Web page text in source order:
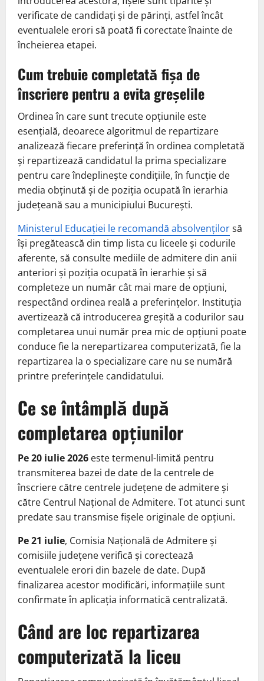
verificate de candidați și de părinți, astfel încât
eventualele erori să poată fi corectate înainte de
încheierea etapei.
Cum trebuie completată fișa de
înscriere pentru a evita greșelile
Ordinea în care sunt trecute opțiunile este
esențială, deoarece algoritmul de repartizare
analizează fiecare preferință în ordinea completată
și repartizează candidatul la prima specializare
pentru care îndeplinește condițiile, în funcție de
media obținută și de poziția ocupată în ierarhia
județeană sau a municipiului București.
Ministerul Educației le recomandă absolvențilorsă
își pregătească din timp lista cu liceele și codurile
aferente, să consulte mediile de admitere din anii
anteriori și poziția ocupată în ierarhie și să
completeze un număr cât mai mare de opțiuni,
respectând ordinea reală a preferințelor. Instituția
avertizează că introducerea greșită a codurilor sau
completarea unui număr prea mic de opțiuni poate
conduce fie la nerepartizarea computerizată, fie la
repartizarea la o specializare care nu se numără
printre preferințele candidatului.
Ce se întâmplă după
completarea opțiunilor
Pe 20 iulie 2026 este termenul-limită pentru
transmiterea bazei de date de la centrele de
înscriere către centrele județene de admitere și
către Centrul Național de Admitere. Tot atunci sunt
predate sau transmise fișele originale de opțiuni.
Pe 21 iulie, Comisia Națională de Admitere și
comisiile județene verifică și corectează
eventualele erori din bazele de date. După
finalizarea acestor modificări, informațiile sunt
confirmate în aplicația informatică centralizată.
Când are loc repartizarea
computerizată la liceu